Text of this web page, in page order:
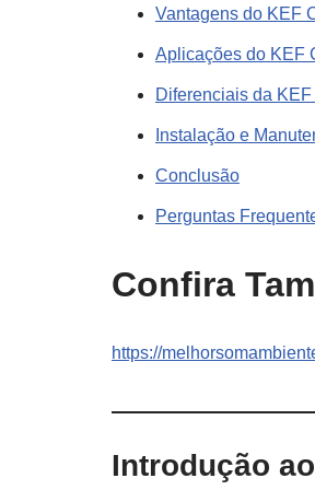
Vantagens do KEF
Aplicações do KEF
Diferenciais da
Instalação e
Conclusão
Perguntas
Confira
https://
Introdução